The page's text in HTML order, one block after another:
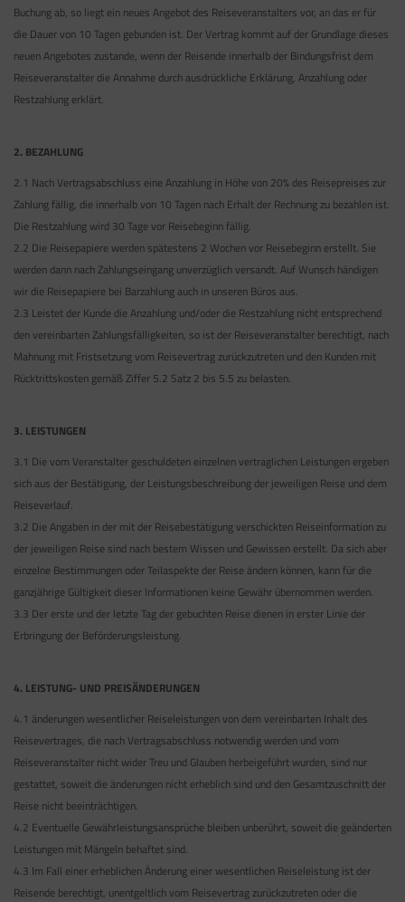
Buchung ab, so liegt ein neues Angebot des Reiseveranstalters vor, an das er für
die Dauer von 10 Tagen gebunden ist. Der Vertrag kommt auf der Grundlage dieses
neuen Angebotes zustande, wenn der Reisende innerhalb der Bindungsfrist dem
Reiseveranstalter die Annahme durch ausdrückliche Erklärung, Anzahlung oder
Restzahlung erklärt.
2. BEZAHLUNG
2.1 Nach Vertragsabschluss eine Anzahlung in Höhe von 20% des Reisepreises zur
Zahlung fällig, die innerhalb von 10 Tagen nach Erhalt der Rechnung zu bezahlen ist.
Die Restzahlung wird 30 Tage vor Reisebeginn fällig.
2.2 Die Reisepapiere werden spätestens 2 Wochen vor Reisebeginn erstellt. Sie
werden dann nach Zahlungseingang unverzüglich versandt. Auf Wunsch händigen
wir die Reisepapiere bei Barzahlung auch in unseren Büros aus.
2.3 Leistet der Kunde die Anzahlung und/oder die Restzahlung nicht entsprechend
den vereinbarten Zahlungsfälligkeiten, so ist der Reiseveranstalter berechtigt, nach
Mahnung mit Fristsetzung vom Reisevertrag zurückzutreten und den Kunden mit
Rücktrittskosten gemäß Ziffer 5.2 Satz 2 bis 5.5 zu belasten.
3. LEISTUNGEN
3.1 Die vom Veranstalter geschuldeten einzelnen vertraglichen Leistungen ergeben
sich aus der Bestätigung, der Leistungsbeschreibung der jeweiligen Reise und dem
Reiseverlauf.
3.2 Die Angaben in der mit der Reisebestätigung verschickten Reiseinformation zu
der jeweiligen Reise sind nach bestem Wissen und Gewissen erstellt. Da sich aber
einzelne Bestimmungen oder Teilaspekte der Reise ändern können, kann für die
ganzjährige Gültigkeit dieser Informationen keine Gewähr übernommen werden.
3.3 Der erste und der letzte Tag der gebuchten Reise dienen in erster Linie der
Erbringung der Beförderungsleistung.
4. LEISTUNG- UND PREISÄNDERUNGEN
4.1 änderungen wesentlicher Reiseleistungen von dem vereinbarten Inhalt des
Reisevertrages, die nach Vertragsabschluss notwendig werden und vom
Reiseveranstalter nicht wider Treu und Glauben herbeigeführt wurden, sind nur
gestattet, soweit die änderungen nicht erheblich sind und den Gesamtzuschnitt der
Reise nicht beeinträchtigen.
4.2 Eventuelle Gewährleistungsansprüche bleiben unberührt, soweit die geänderten
Leistungen mit Mängeln behaftet sind.
4.3 Im Fall einer erheblichen Änderung einer wesentlichen Reiseleistung ist der
Reisende berechtigt, unentgeltlich vom Reisevertrag zurückzutreten oder die